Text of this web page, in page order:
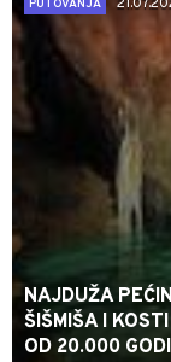
PUTOVANJA
NAJDUŽA
ŠIŠMIŠA I
OD 20.000